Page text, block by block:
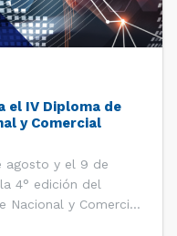
el IV Diploma de
y Comercial
agosto y el 9 de
4° edición del
Nacional y Comercial